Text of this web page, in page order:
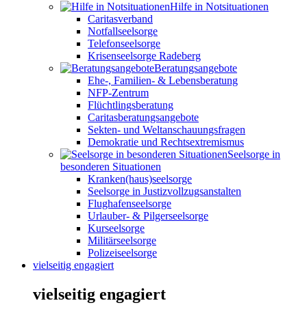
Hilfe in Notsituationen
Caritasverband
Notfallseelsorge
Telefonseelsorge
Krisenseelsorge Radeberg
Beratungsangebote
Ehe-, Familien- & Lebensberatung
NFP-Zentrum
Flüchtlingsberatung
Caritasberatungsangebote
Sekten- und Weltanschauungsfragen
Demokratie und Rechtsextremismus
Seelsorge in
besonderen Situationen
Kranken(haus)seelsorge
Seelsorge in Justizvollzugsanstalten
Flughafenseelsorge
Urlauber- & Pilgerseelsorge
Kurseelsorge
Militärseelsorge
Polizeiseelsorge
vielseitig engagiert
vielseitig engagiert